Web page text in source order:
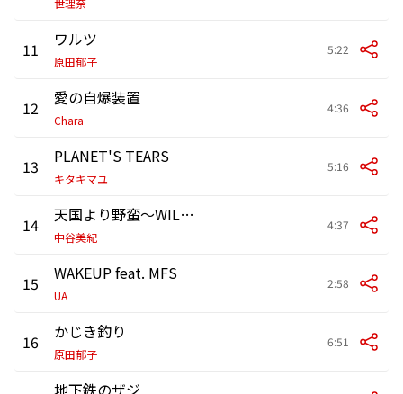
11 ワルツ
原田郁子
5:22
12 愛の自爆装置
Chara
4:36
13 PLANET'S TEARS
キタキマユ
5:16
14 天国より野蛮～WILDER THAN HEAVEN～
中谷美紀
4:37
15 WAKEUP feat. MFS
UA
2:58
16 かじき釣り
原田郁子
6:51
地下鉄のザジ